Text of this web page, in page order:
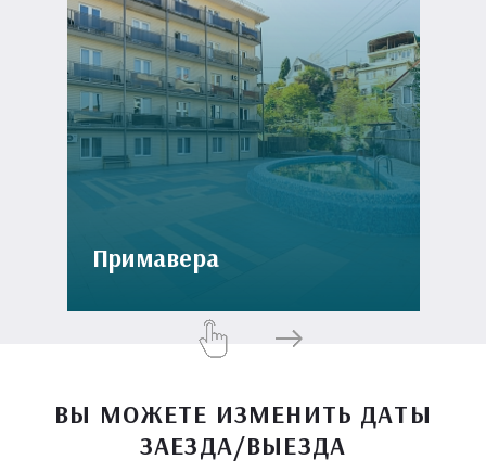
Примавера
ВЫ МОЖЕТЕ ИЗМЕНИТЬ ДАТЫ
ЗАЕЗДА/ВЫЕЗДА